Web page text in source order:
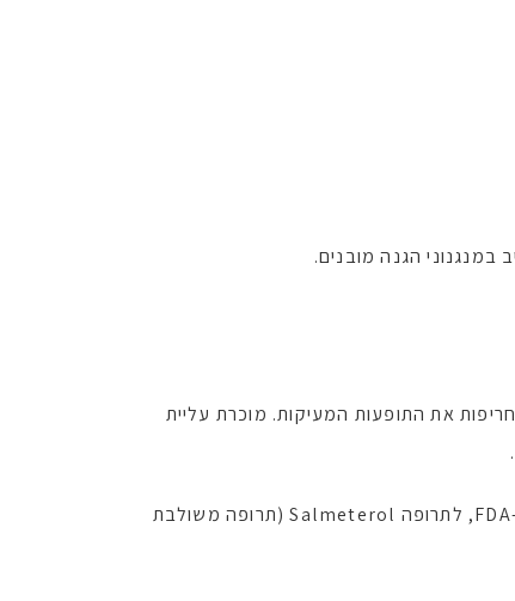
הגנה מובנים.
את התופעות המעיקות. מוכרת עליית
מחקרים גילו כי לאורך זמן השפעת התרופות הללו מצטברת ומסכנת חיים, וב-2005 הוסיף מינהל המזון והתרופות האמריקאי, ה-FDA, לתרופה Salmeterol (תרופה משולבת